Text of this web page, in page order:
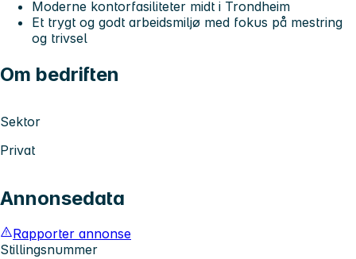
Moderne kontorfasiliteter midt i Trondheim
Et trygt og godt arbeidsmiljø med fokus på mestring
og trivsel
Om bedriften
Sektor
Privat
Annonsedata
Rapporter annonse
Stillingsnummer